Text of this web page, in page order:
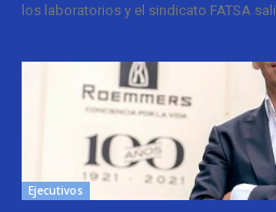
los laboratorios y el sindicato FATSA
Ejecutivos